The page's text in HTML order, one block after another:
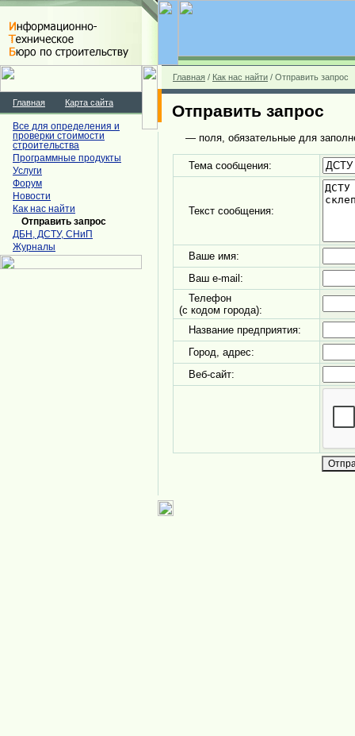
Главная Карта сайта
Все для определения и
проверки стоимости
строительства
Программные продукты
Услуги
Форум
Новости
Как нас найти
Отправить запрос
ДБН, ДСТУ, СНиП
Журналы
Главная / Как нас найти / Отправить запрос
Отправить запрос
— поля, обязательные для
Тема сообщения:
Текст сообщения:
Ваше имя:
Ваш e-mail:
Телефон
(с кодом города):
Название предприятия:
Город, адрес:
Веб-сайт: